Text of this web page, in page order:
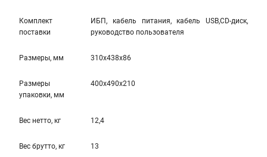
Комплект
поставки
ИБП, кабель питания, кабель USB,CD-диск,
руководство пользователя
Размеры, мм 310x438x86
Размеры
упаковки, мм
400x490x210
Вес нетто, кг 12,4
Вес брутто, кг 13